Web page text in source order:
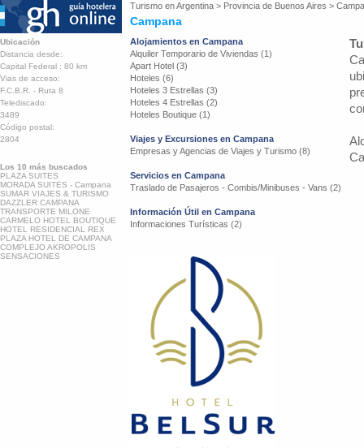
Turismo enArgentina > Provincia de Buenos Aires >
Campana
Ubicación
Distancia desde:
Capital Federal : 80 km
Vias de acceso:
F.C.B.R. - Ruta 8
Telediscado:
3489
Código postal:
2804
Los 10 más buscados
PLAZA SUITES
MORADA SUITES - Campana
SUMAR VIAJES & TURISMO
DAZZLER CAMPANA
TRANSPORTE MILONE
CARMELO HOTEL BOUTIQUE
HOTEL RESIDENCIAL REX
PLAZA HOTEL DE CAMPANA
COMPLEJO AKROPOLIS
SENSACIONES
Alojamientos en Campana
Alquiler Temporario de Viviendas (1)
Apart Hotel (3)
Hoteles (6)
Hoteles 3 Estrellas (3)
Hoteles 4 Estrellas (2)
Hoteles Boutique (1)
Viajes y Excursiones en Campana
Empresas y Agencias de Viajes y Turismo (8)
Servicios en Campana
Traslado de Pasajeros - Combis/Minibuses - Vans (2)
Información Útil en Campana
Informaciones Turísticas (2)